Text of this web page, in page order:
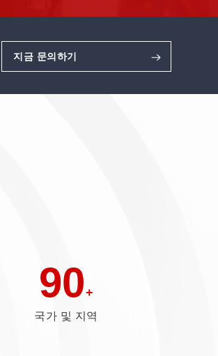
지금 문의하기
90+
국가 및 지역